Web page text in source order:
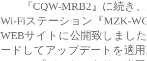
『CQW-MRB2』に続き、
Wi-Fiステーション『MZK-
WEBサイトに公開致しまし
ードしてアップデートを適